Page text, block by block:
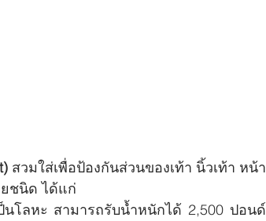
สวมใส่เพื่อป้องกันส่วนของเท้า นิ้วเท้า หน้า
ชนิด ได้แก่
นโลหะ สามารถรับน้ำหนักได้ 2,500 ปอนด์